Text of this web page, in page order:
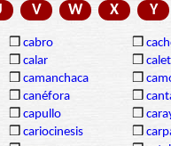
V W X Y
❒ cabro ❒
❒ calar ❒
❒ camanchaca ❒
❒ canéfora ❒
❒ capullo ❒
❒ cariocinesis ❒